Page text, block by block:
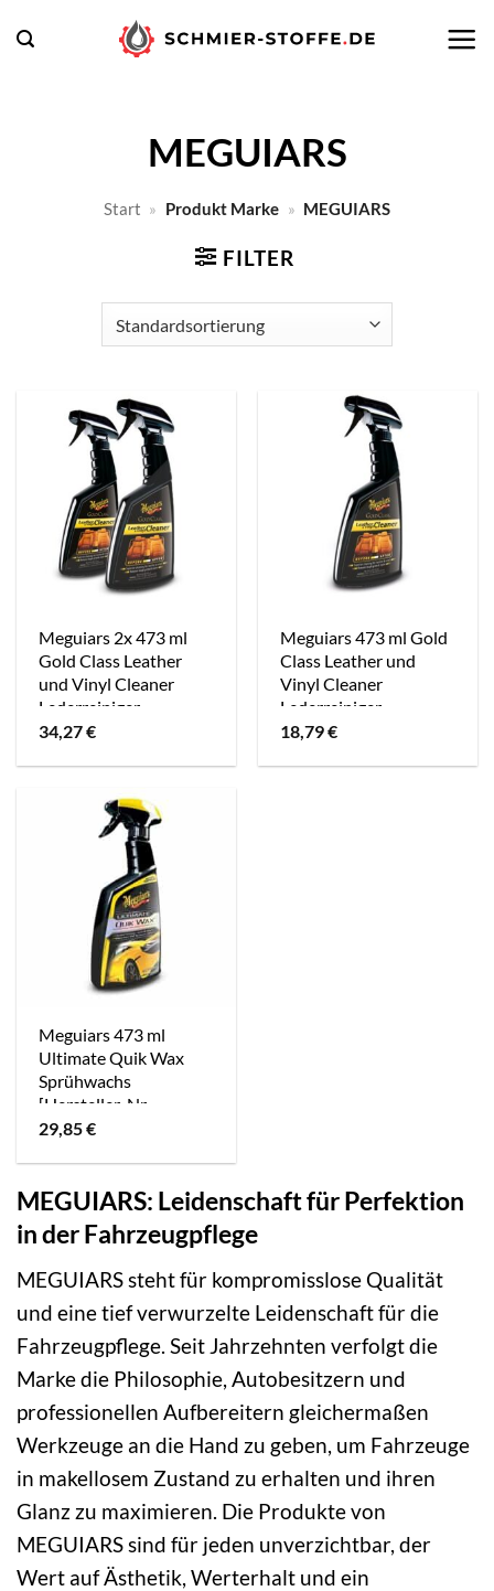
Inhalt
MEGUIARS
Start » Produkt Marke » MEGUIARS
FILTER
Meguiars 2x 473 ml
Gold Class Leather
und Vinyl Cleaner
Lederreiniger
[Hersteller-Nr.
34,27€
Meguiars 473 ml Gold
Class Leather und
Vinyl Cleaner
Lederreiniger
[Hersteller-Nr.
18,79€
Meguiars 473 ml
Ultimate Quik Wax
Sprühwachs
[Hersteller-Nr.
G200916EU]
29,85€
MEGUIARS: Leidenschaft für Perfektion
in der Fahrzeugpflege
MEGUIARS steht für kompromisslose Qualität
und eine tief verwurzelte Leidenschaft für die
Fahrzeugpflege. Seit Jahrzehnten verfolgt die
Marke die Philosophie, Autobesitzern und
professionellen Aufbereitern gleichermaßen
Werkzeuge an die Hand zu geben, um Fahrzeuge
in makellosem Zustand zu erhalten und ihren
Glanz zu maximieren. Die Produkte von
MEGUIARS sind für jeden unverzichtbar, der
Wert auf Ästhetik, Werterhalt und ein